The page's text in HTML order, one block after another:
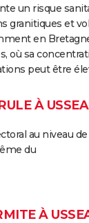
un risque
granitiques et
en
où sa
peut être
À
au niveau de
du
À